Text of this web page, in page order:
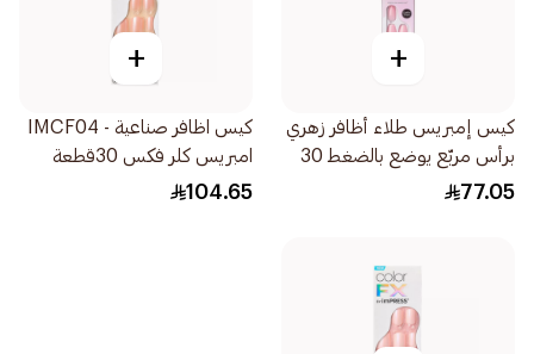
+
كيس إمبريس طلاء أظافر زهري
برأس مربّع يوضع بالضغط 30
قطعة
77.05
+
كيس اظافر صناعية - IMCF04
امبريس كلر فكس 30قطعة
104.65